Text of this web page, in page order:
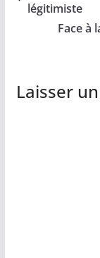
légitimiste
Face à
Laisser